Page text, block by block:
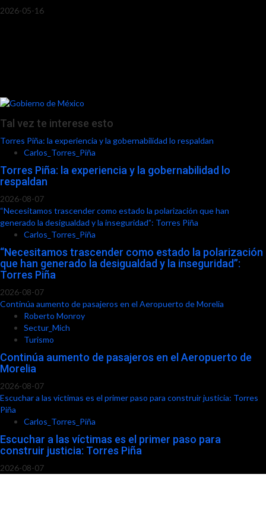
2026-05-16
Tal vez te interese esto
Torres Piña: la experiencia y la gobernabilidad lo respaldan
Carlos_Torres_Piña
Torres Piña: la experiencia y la gobernabilidad lo
respaldan
2026-08-07
“Necesitamos trascender como estado la polarización que han
generado la desigualdad y la inseguridad”: Torres Piña
Carlos_Torres_Piña
“Necesitamos trascender como estado la polarización
que han generado la desigualdad y la inseguridad”:
Torres Piña
2026-08-07
Continúa aumento de pasajeros en el Aeropuerto de Morelia
Roberto Monroy
Sectur_Mich
Turismo
Continúa aumento de pasajeros en el Aeropuerto de
Morelia
2026-08-07
Escuchar a las víctimas es el primer paso para construir justicia: Torres
Piña
Carlos_Torres_Piña
Escuchar a las víctimas es el primer paso para
construir justicia: Torres Piña
2026-08-07